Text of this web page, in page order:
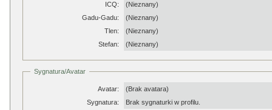
ICQ:
(Nieznany)
Gadu-Gadu:
(Nieznany)
Tlen:
(Nieznany)
Stefan:
(Nieznany)
Sygnatura/Avatar
Avatar:
(Brak avatara)
Sygnatura:
Brak sygnaturki w profilu.